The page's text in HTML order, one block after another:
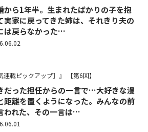
から1年半。生まれたばかりの子を抱
実家に戻ってきた姉は、それきり夫の
は戻らなかった…
連載ピックアップ］』 【第6回】
だった担任からの一言で…大好きな漫
距離を置くようになった。みんなの前
われた、その一言は…